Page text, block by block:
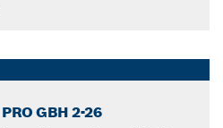
PRO GBH 2-26